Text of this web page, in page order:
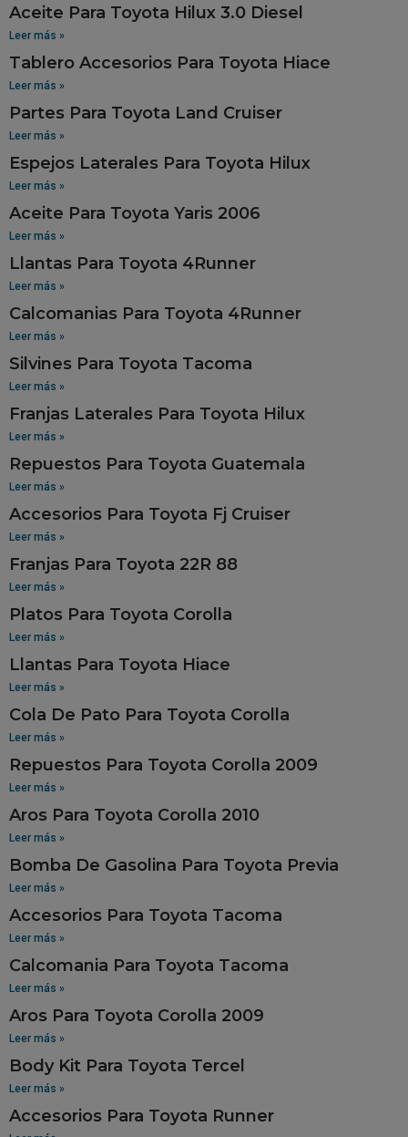
Aceite Para Toyota Hilux 3.0 Diesel
Leer más »
Tablero Accesorios Para Toyota Hiace
Leer más »
Partes Para Toyota Land Cruiser
Leer más »
Espejos Laterales Para Toyota Hilux
Leer más »
Aceite Para Toyota Yaris 2006
Leer más »
Llantas Para Toyota 4Runner
Leer más »
Calcomanias Para Toyota 4Runner
Leer más »
Silvines Para Toyota Tacoma
Leer más »
Franjas Laterales Para Toyota Hilux
Leer más »
Repuestos Para Toyota Guatemala
Leer más »
Accesorios Para Toyota Fj Cruiser
Leer más »
Franjas Para Toyota 22R 88
Leer más »
Platos Para Toyota Corolla
Leer más »
Llantas Para Toyota Hiace
Leer más »
Cola De Pato Para Toyota Corolla
Leer más »
Repuestos Para Toyota Corolla 2009
Leer más »
Aros Para Toyota Corolla 2010
Leer más »
Bomba De Gasolina Para Toyota Previa
Leer más »
Accesorios Para Toyota Tacoma
Leer más »
Calcomania Para Toyota Tacoma
Leer más »
Aros Para Toyota Corolla 2009
Leer más »
Body Kit Para Toyota Tercel
Leer más »
Accesorios Para Toyota Runner